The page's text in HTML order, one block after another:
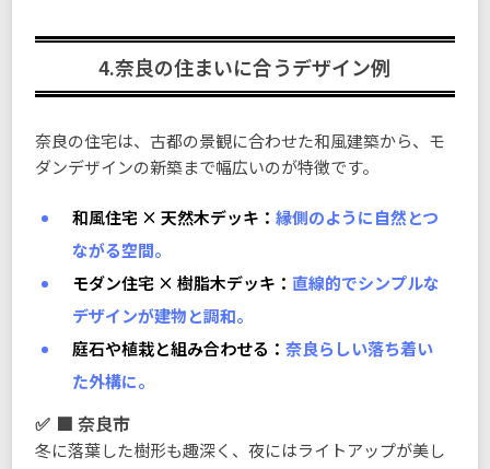
4.奈良の住まいに合うデザイン例
奈良の住宅は、古都の景観に合わせた和風建築から、モ
ダンデザインの新築まで幅広いのが特徴です。
和風住宅 × 天然木デッキ： 縁側のように自然とつ
ながる空間。
モダン住宅 × 樹脂木デッキ： 直線的でシンプルな
デザインが建物と調和。
庭石や植栽と組み合わせる： 奈良らしい落ち着い
た外構に。
■ 奈良市
冬に落葉した樹形も趣深く、夜にはライトアップが美し